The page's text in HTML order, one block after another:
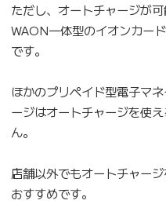
ただし、オートチャージが
WAON一体型のイオンカー
です。
ほかのプリペイド型電子マ
ージはオートチャージを使
ん。
店舗以外でもオートチャー
おすすめです。